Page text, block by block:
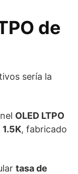
de
sería la
OLED LTPO
1.5K, fabricado
tasa de